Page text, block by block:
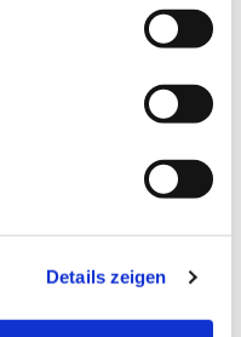
Details zeigen